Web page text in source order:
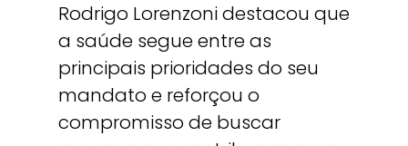
Rodrigo Lorenzoni destacou que
a saúde segue entre as
principais prioridades do seu
mandato e reforçou o
compromisso de buscar